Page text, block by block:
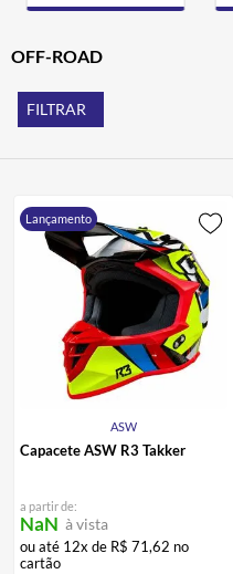
OFF-ROAD
FILTRAR
Lançamento
ASW
Capacete ASW R3 Takker
a partir de:
NaN à vista
ou até 12x de R$ 71,62 no
cartão
7º CALÇA
8º ALPINESTAR
9º AIROH
10º BOTAS